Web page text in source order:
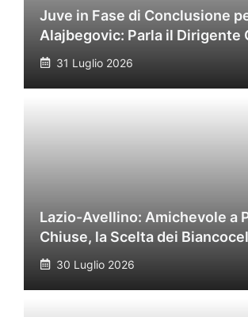
Juve in Fase di Conclusione
Alajbegovic: Parla il Dirigente
31 Luglio 2026
Lazio-Avellino: Amichevole a
Chiuse, la Scelta dei
30 Luglio 2026